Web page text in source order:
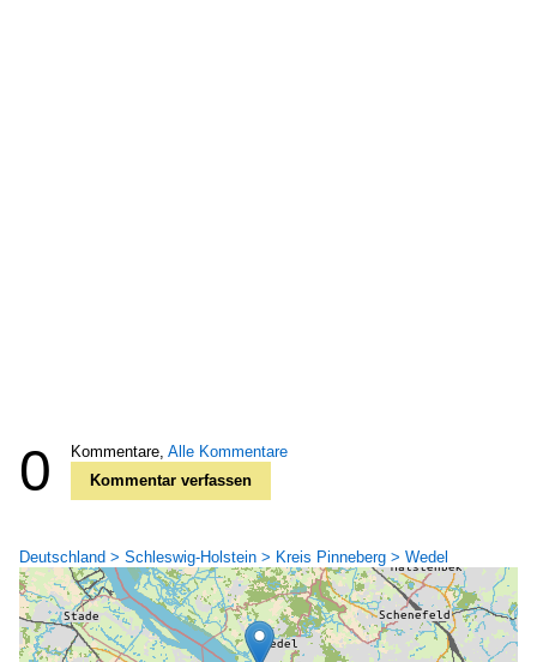
0 Kommentare, Alle Kommentare
Kommentar verfassen
Deutschland > Schleswig-Holstein > Kreis Pinneberg > Wedel